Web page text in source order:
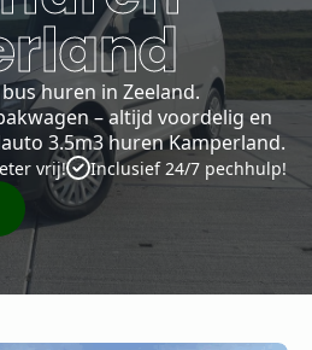
huren in Zeeland.
– altijd voordelig en
3.5m3 huren Kamperland.
vrij! Inclusief 24/7 pechhulp!